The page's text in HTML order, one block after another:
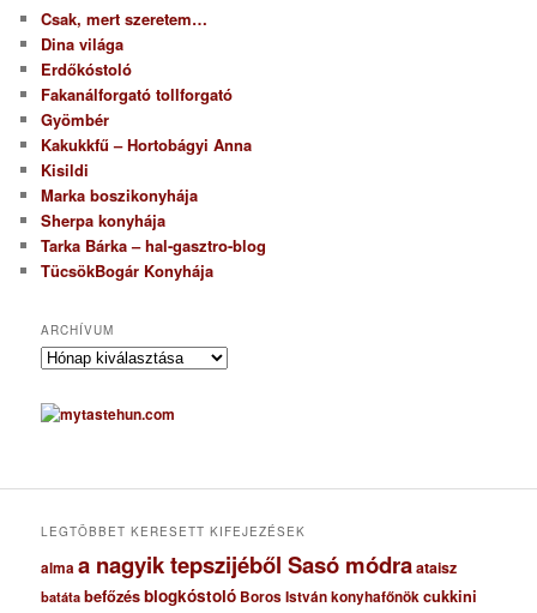
Csak, mert szeretem…
Dina világa
Erdőkóstoló
Fakanálforgató tollforgató
Gyömbér
Kakukkfű – Hortobágyi Anna
Kisildi
Marka boszikonyhája
Sherpa konyhája
Tarka Bárka – hal-gasztro-blog
TücsökBogár Konyhája
ARCHÍVUM
A
c
h
u
LEGTÖBBET KERESETT KIFEJEZÉSEK
almaa nagyik tepszijéből Sasó módraataisz
batáta befőzésblogkóstoló Boros István konyhafőnökcukkini